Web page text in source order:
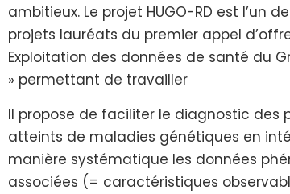
ambitieux. Le projet HUGO-RD est l’un
projets lauréats du premier appel
Exploitation des données de santé du
» permettant de travailler
Il propose de faciliter le diagnostic des
atteints de maladies génétiques en
manière systématique les données
associées (= caractéristiques